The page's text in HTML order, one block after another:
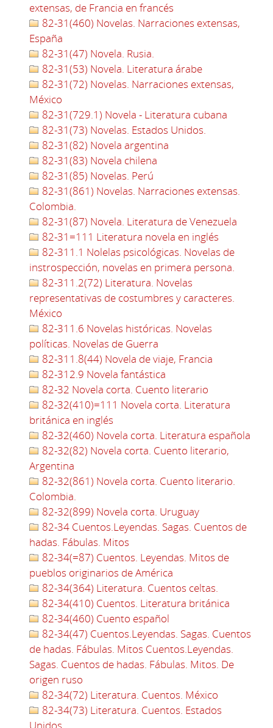
extensas, de Francia en francés
82-31(460) Novelas. Narraciones extensas,
España
82-31(47) Novela. Rusia.
82-31(53) Novela. Literatura árabe
82-31(72) Novelas. Narraciones extensas,
México
82-31(729.1) Novela - Literatura cubana
82-31(73) Novelas. Estados Unidos.
82-31(82) Novela argentina
82-31(83) Novela chilena
82-31(85) Novelas. Perú
82-31(861) Novelas. Narraciones extensas.
Colombia.
82-31(87) Novela. Literatura de Venezuela
82-31=111 Literatura novela en inglés
82-311.1 Nolelas psicológicas. Novelas de
instrospección, novelas en primera persona.
82-311.2(72) Literatura. Novelas
representativas de costumbres y caracteres.
México
82-311.6 Novelas históricas. Novelas
políticas. Novelas de Guerra
82-311.8(44) Novela de viaje, Francia
82-312.9 Novela fantástica
82-32 Novela corta. Cuento literario
82-32(410)=111 Novela corta. Literatura
británica en inglés
82-32(460) Novela corta. Literatura española
82-32(82) Novela corta. Cuento literario,
Argentina
82-32(861) Novela corta. Cuento literario.
Colombia.
82-32(899) Novela corta. Uruguay
82-34 Cuentos.Leyendas. Sagas. Cuentos de
hadas. Fábulas. Mitos
82-34(=87) Cuentos. Leyendas. Mitos de
pueblos originarios de América
82-34(364) Literatura. Cuentos celtas.
82-34(410) Cuentos. Literatura británica
82-34(460) Cuento español
82-34(47) Cuentos.Leyendas. Sagas. Cuentos
de hadas. Fábulas. Mitos Cuentos.Leyendas.
Sagas. Cuentos de hadas. Fábulas. Mitos. De
origen ruso
82-34(72) Literatura. Cuentos. México
82-34(73) Literatura. Cuentos. Estados